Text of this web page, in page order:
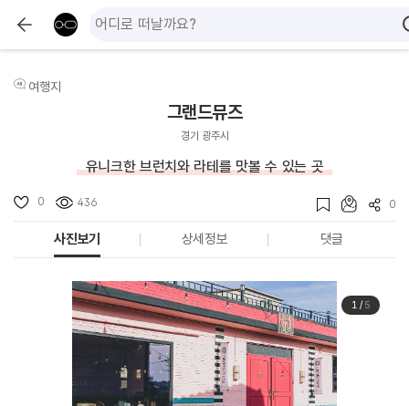
여행지
그랜드뮤즈
경기 광주시
유니크한 브런치와 라테를 맛볼 수 있는 곳
0 436 0
사진보기 상세정보 댓글
1/ 5